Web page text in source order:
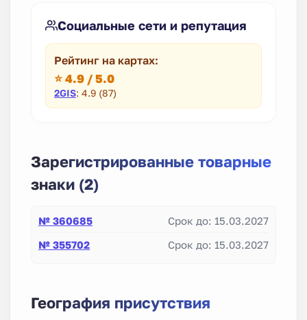
Социальные сети и репутация
Рейтинг на картах:
⭐ 4.9 / 5.0
2GIS: 4.9 (87)
Зарегистрированные товарные
знаки (2)
№ 360685
Срок до: 15.03.2027
№ 355702
Срок до: 15.03.2027
География присутствия